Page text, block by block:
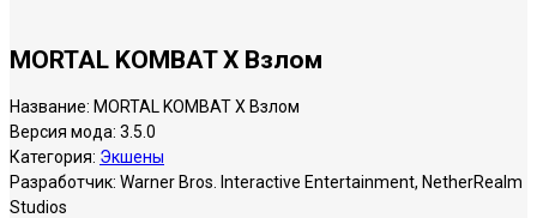
MORTAL KOMBAT X Взлом
Название: MORTAL KOMBAT X Взлом
Версия мода: 3.5.0
Категория: Экшены
Разработчик: Warner Bros. Interactive Entertainment, NetherRealm
Studios